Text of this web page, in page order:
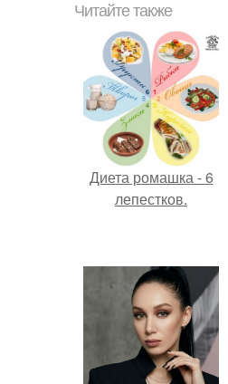
Читайте также
Диета ромашка - 6
лепестков.